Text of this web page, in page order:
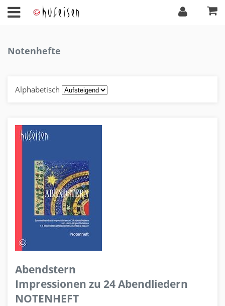
Notenhefte
Alphabetisch
Abendstern
Impressionen zu 24 Abendliedern
NOTENHEFT